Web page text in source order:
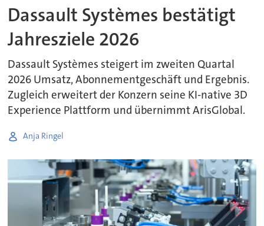
Dassault Systèmes bestätigt
Jahresziele 2026
Dassault Systèmes steigert im zweiten Quartal
2026 Umsatz, Abonnementgeschäft und Ergebnis.
Zugleich erweitert der Konzern seine KI-native 3D
Experience Plattform und übernimmt ArisGlobal.
Anja Ringel